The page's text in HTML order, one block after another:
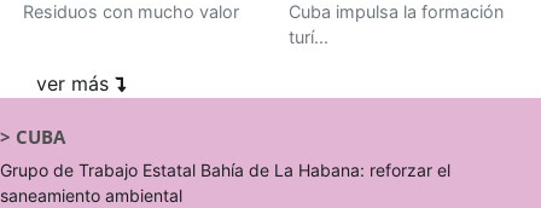
Residuos con mucho valor
Cuba impulsa la formación
turí...
ver más
> CUBA
Grupo de Trabajo Estatal Bahía de La Habana: reforzar el
saneamiento ambiental